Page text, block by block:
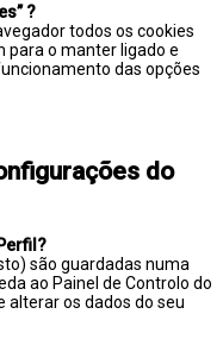
?
todos os cookies
para o manter ligado e
das opções
do
são guardadas numa
ao Painel de Controlo do
alterar os dados do seu